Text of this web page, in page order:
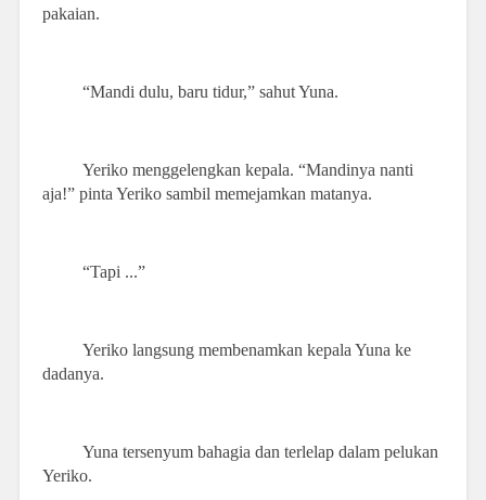
pakaian.
“Mandi dulu, baru tidur,” sahut Yuna.
Yeriko menggelengkan kepala. “Mandinya nanti
aja!” pinta Yeriko sambil memejamkan matanya.
“Tapi ...”
Yeriko langsung membenamkan kepala Yuna ke
dadanya.
Yuna tersenyum bahagia dan terlelap dalam pelukan
Yeriko.